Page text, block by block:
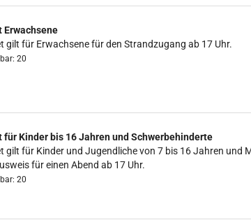
Erwachsene
gilt für Erwachsene für den Strandzugang ab 17 Uhr.
20
für Kinder bis 16 Jahren und Schwerbehinderte
gilt für Kinder und Jugendliche von 7 bis 16 Jahren und
für einen Abend ab 17 Uhr.
20